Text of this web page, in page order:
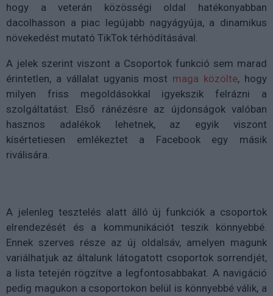
hogy a veterán közösségi oldal hatékonyabban
dacolhasson a piac legújabb nagyágyúja, a dinamikus
növekedést mutató TikTok térhódításával.
A jelek szerint viszont a Csoportok funkció sem marad
érintetlen, a vállalat ugyanis most maga közölte, hogy
milyen friss megoldásokkal igyekszik felrázni a
szolgáltatást. Első ránézésre az újdonságok valóban
hasznos adalékok lehetnek, az egyik viszont
kísértetiesen emlékeztet a Facebook egy másik
riválisára.
A jelenleg tesztelés alatt álló új funkciók a csoportok
elrendezését és a kommunikációt teszik könnyebbé.
Ennek szerves része az új oldalsáv, amelyen magunk
variálhatjuk az általunk látogatott csoportok sorrendjét,
a lista tetején rögzítve a legfontosabbakat. A navigáció
pedig magukon a csoportokon belül is könnyebbé válik, a